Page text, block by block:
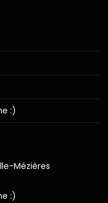
:)
Mézières
:)